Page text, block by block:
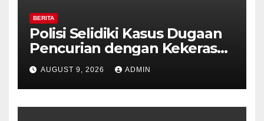
BERITA
Polisi Selidiki Kasus Dugaan
Pencurian dengan Kekerasan
di Counter HP Royal Phone
Ambarawa.
AUGUST 9, 2026 ADMIN